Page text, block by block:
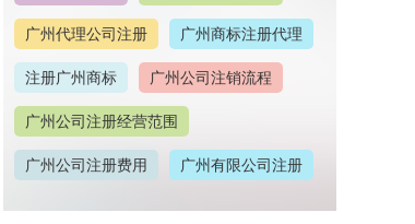
广州代理公司注册 广州商标注册代理
注册广州商标 广州公司注销流程
广州公司注册经营范围
广州公司注册费用 广州有限公司注册
广州公司注册地址